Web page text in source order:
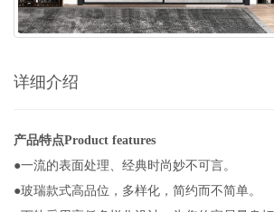
详细介绍
产品特点Product features
●一流的表面处理、经典时尚妙不可言。
●玻瑞款式高品位，多样化，简约而不简单。